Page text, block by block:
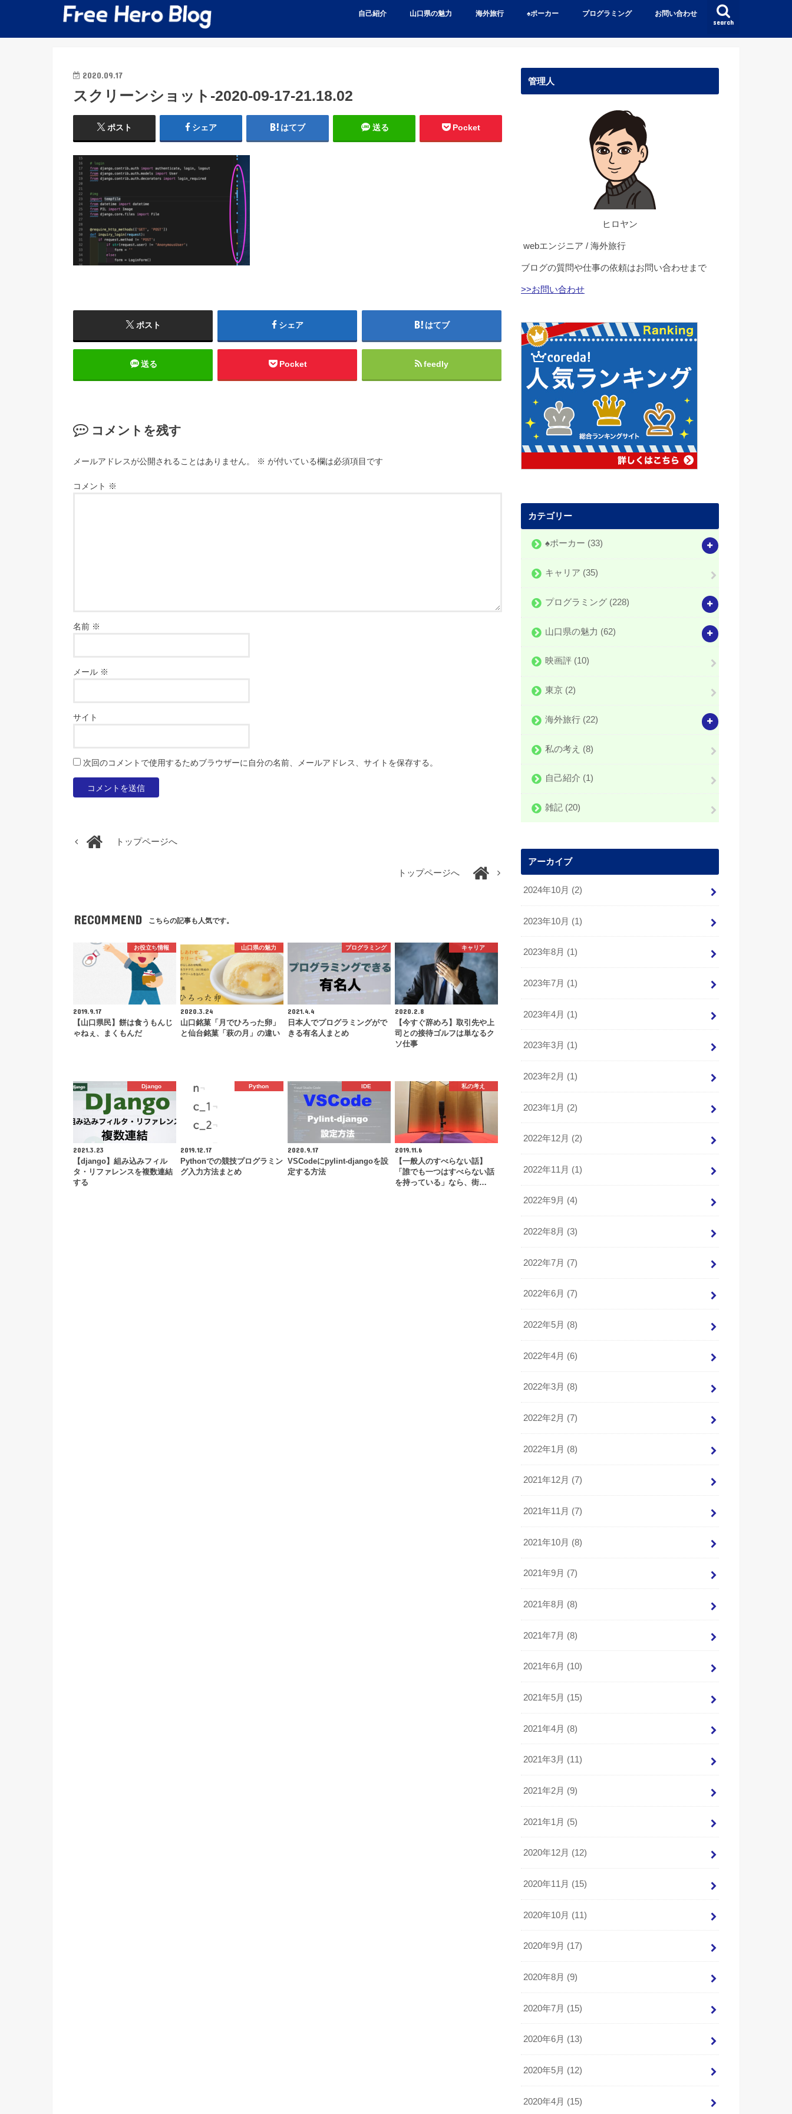
search
自己紹介 山口県の魅力 海外旅行 ♠️ポーカー プログラミング お問い合わせ
2020.09.17
スクリーンショット-2020-09-17-21.18.02
ポスト シェア はてブ 送る Pocket
ポスト シェア はてブ
送る Pocket feedly
コメントを残す
メールアドレスが公開されることはありません。 ※ が付いている欄は必須項目です
コメント ※
名前 ※
メール ※
サイト
次回のコメントで使用するためブラウザーに自分の名前、メールアドレス、サイトを保存する。
トップページへ
トップページへ
RECOMMEND こちらの記事も人気です。
お役立ち情報
2019.9.17
【山口県民】餅は食うもんじ
ゃねぇ、まくもんだ
山口県の魅力
2020.3.24
山口銘菓「月でひろった卵」
と仙台銘菓「萩の月」の違い
プログラミング
2021.4.4
日本人でプログラミングがで
きる有名人まとめ
キャリア
2020.2.8
【今すぐ辞めろ】取引先や上
司との接待ゴルフは単なるク
ソ仕事
Django
2021.3.23
【django】組み込みフィル
タ・リファレンスを複数連結
する
Python
2019.12.17
Pythonでの競技プログラミン
グ入力方法まとめ
IDE
2020.9.17
VSCodeにpylint-djangoを設
定する方法
私の考え
2019.11.6
【一般人のすべらない話】
「誰でも一つはすべらない話
を持っている」なら、街…
管理人
ヒロヤン
webエンジニア / 海外旅行
ブログの質問や仕事の依頼はお問い合わせまで
>>お問い合わせ
カテゴリー
♠️ポーカー (33)
キャリア (35)
プログラミング (228)
山口県の魅力 (62)
映画評 (10)
東京 (2)
海外旅行 (22)
私の考え (8)
自己紹介 (1)
雑記 (20)
アーカイブ
2024年10月 (2)
2023年10月 (1)
2023年8月 (1)
2023年7月 (1)
2023年4月 (1)
2023年3月 (1)
2023年2月 (1)
2023年1月 (2)
2022年12月 (2)
2022年11月 (1)
2022年9月 (4)
2022年8月 (3)
2022年7月 (7)
2022年6月 (7)
2022年5月 (8)
2022年4月 (6)
2022年3月 (8)
2022年2月 (7)
2022年1月 (8)
2021年12月 (7)
2021年11月 (7)
2021年10月 (8)
2021年9月 (7)
2021年8月 (8)
2021年7月 (8)
2021年6月 (10)
2021年5月 (15)
2021年4月 (8)
2021年3月 (11)
2021年2月 (9)
2021年1月 (5)
2020年12月 (12)
2020年11月 (15)
2020年10月 (11)
2020年9月 (17)
2020年8月 (9)
2020年7月 (15)
2020年6月 (13)
2020年5月 (12)
2020年4月 (15)